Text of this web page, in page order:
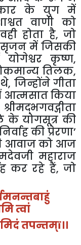
के युग में
वाणी को
होता है, जो
में जिसकी
कृष्ण,
तिलक,
, जिन्होंने गीता
आत्मसात किया
के योगसूत्र की
की प्रेरणा’
आवाज को आज
महाराज
कर रहे हैं,जो
त्वां
तपन्तम्ï।।